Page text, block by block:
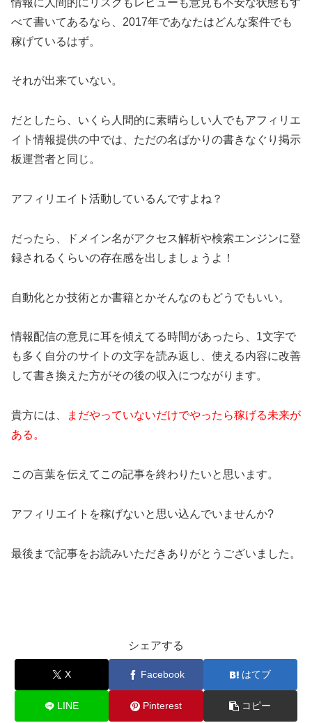
べて書いてあるなら、2017年であなたはどんな案件でも
稼げているはず。
それが出来ていない。
だとしたら、いくら人間的に素晴らしい人でもアフィリエ
イト情報提供の中では、ただの名ばかりの書きなぐり掲示
板運営者と同じ。
アフィリエイト活動しているんですよね？
だったら、ドメイン名がアクセス解析や検索エンジンに登
録されるくらいの存在感を出しましょうよ！
自動化とか技術とか書籍とかそんなのもどうでもいい。
情報配信の意見に耳を傾えてる時間があったら、1文字で
も多く自分のサイトの文字を読み返し、使える内容に改善
して書き換えた方がその後の収入につながります。
貴方には、
まだやっていないだけでやったら稼げる未来が
ある。
この言葉を伝えてこの記事を終わりたいと思います。
アフィリエイトを稼げないと思い込んでいませんか?
最後まで記事をお読みいただきありがとうございました。
シェアする
X Facebook はてブ
LINE Pinterest コピー